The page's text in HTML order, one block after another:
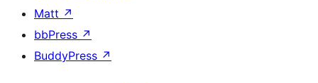
Matt ↗
bbPress ↗
BuddyPress ↗